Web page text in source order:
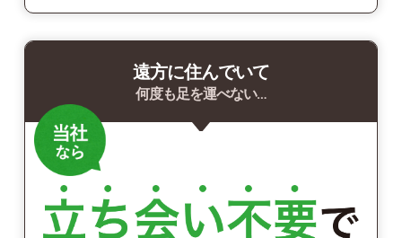
遠方に住んでいて
何度も足を運べない…